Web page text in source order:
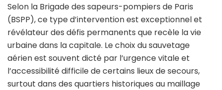
Selon la Brigade des sapeurs-pompiers de Paris
(BSPP), ce type d’intervention est exceptionnel et
révélateur des défis permanents que recèle la vie
urbaine dans la capitale. Le choix du sauvetage
aérien est souvent dicté par l’urgence vitale et
l’accessibilité difficile de certains lieux de secours,
surtout dans des quartiers historiques au maillage